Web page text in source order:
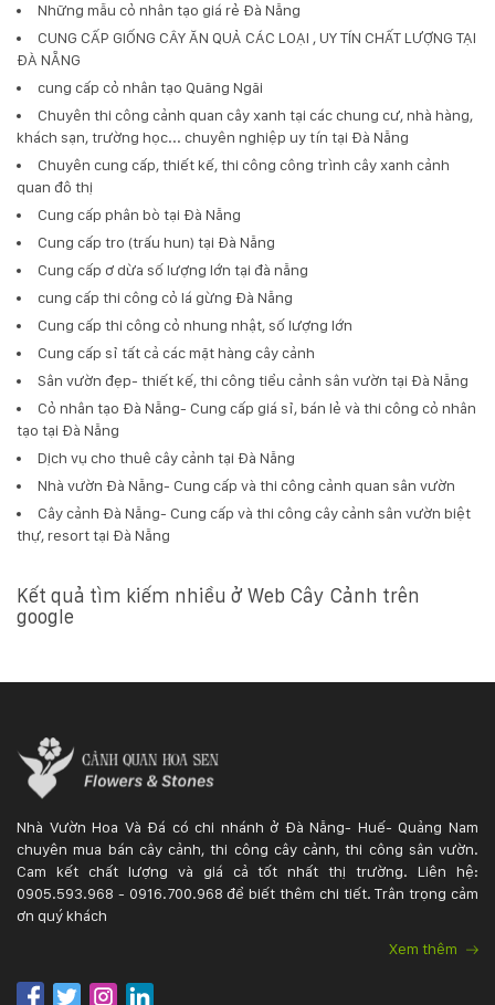
Những mẫu cỏ nhân tạo giá rẻ Đà Nẵng
CUNG CẤP GIỐNG CÂY ĂN QUẢ CÁC LOẠI , UY TÍN CHẤT LƯỢNG TẠI
ĐÀ NẴNG
cung cấp cỏ nhân tạo Quãng Ngãi
Chuyên thi công cảnh quan cây xanh tại các chung cư, nhà hàng,
khách sạn, trường học... chuyên nghiệp uy tín tại Đà Nẵng
Chuyên cung cấp, thiết kế, thi công công trình cây xanh cảnh
quan đô thị
Cung cấp phân bò tại Đà Nẵng
Cung cấp tro (trấu hun) tại Đà Nẵng
Cung cấp ơ dừa số lượng lớn tại đà nẵng
cung cấp thi công cỏ lá gừng Đà Nẵng
Cung cấp thi công cỏ nhung nhật, số lượng lớn
Cung cấp sỉ tất cả các mặt hàng cây cảnh
Sân vườn đẹp- thiết kế, thi công tiểu cảnh sân vườn tại Đà Nẵng
Cỏ nhân tạo Đà Nẵng- Cung cấp giá sỉ, bán lẻ và thi công cỏ nhân
tạo tại Đà Nẵng
Dịch vụ cho thuê cây cảnh tại Đà Nẵng
Nhà vườn Đà Nẵng- Cung cấp và thi công cảnh quan sân vườn
Cây cảnh Đà Nẵng- Cung cấp và thi công cây cảnh sân vườn biệt
thự, resort tại Đà Nẵng
Kết quả tìm kiếm nhiều ở Web Cây Cảnh trên
google
Nhà Vườn Hoa Và Đá có chi nhánh ở Đà Nẵng- Huế- Quảng Nam
chuyên mua bán cây cảnh, thi công cây cảnh, thi công sân vườn.
Cam kết chất lượng và giá cả tốt nhất thị trường. Liên hệ:
0905.593.968 - 0916.700.968 để biết thêm chi tiết. Trân trọng cảm
ơn quý khách
Xem thêm